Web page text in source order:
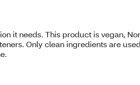
it needs. This product is vegan,
Only clean ingredients are